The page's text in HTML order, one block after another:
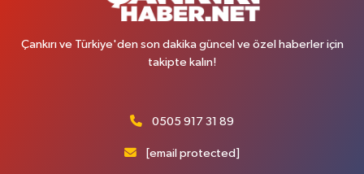
Çankırı ve Türkiye'den son dakika güncel ve özel haberler için
takipte kalın!
0505 917 31 89
[email protected]